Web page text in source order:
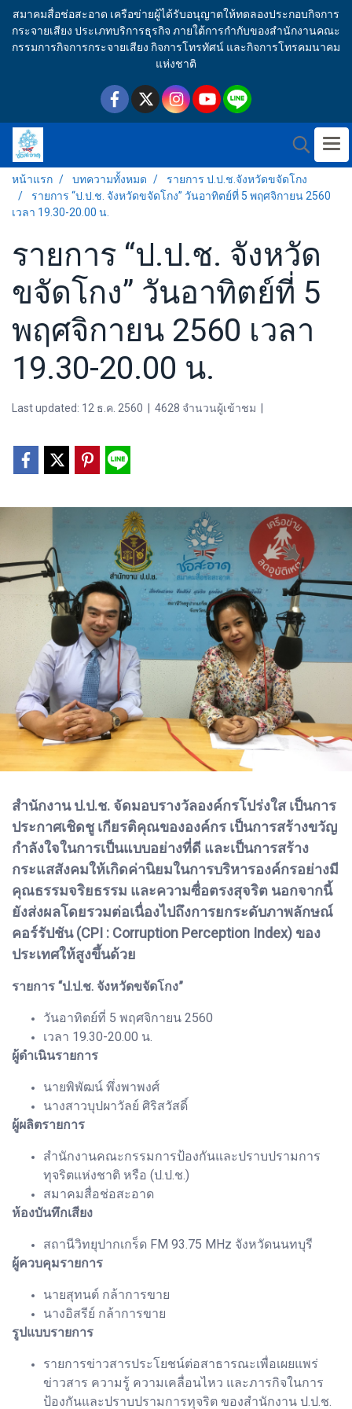
สมาคมสื่อช่อสะอาด เครือข่ายผู้ได้รับอนุญาตให้ทดลองประกอบกิจการ
กระจายเสียง ประเภทบริการธุรกิจ ภายใต้การกำกับของสำนักงานคณะ
กรรมการกิจการกระจายเสียง กิจการโทรทัศน์ และกิจการโทรคมนาคม
แห่งชาติ
หน้าแรก บทความทั้งหมด
รายการ ป.ป.ช.จังหวัดขจัดโกง
รายการ “ป.ป.ช. จังหวัดขจัดโกง” วันอาทิตย์ที่ 5 พฤศจิกายน 2560
เวลา 19.30-20.00 น.
รายการ “ป.ป.ช. จังหวัด
ขจัดโกง” วันอาทิตย์ที่ 5
พฤศจิกายน 2560 เวลา
19.30-20.00 น.
Last updated: 12 ธ.ค. 2560 4628 จำนวนผู้เข้าชม
สำนักงาน ป.ป.ช. จัดมอบรางวัลองค์กรโปร่งใส เป็นการ
ประกาศเชิดชู เกียรติคุณขององค์กร เป็นการสร้างขวัญ
กำลังใจในการเป็นแบบอย่างที่ดี และเป็นการสร้าง
กระแสสังคมให้เกิดค่านิยมในการบริหารองค์กรอย่างมี
คุณธรรมจริยธรรม และความซื่อตรงสุจริต นอกจากนี้
ยังส่งผลโดยรวมต่อเนื่องไปถึงการยกระดับภาพลักษณ์
คอร์รัปชัน (CPI : Corruption Perception Index) ของ
ประเทศให้สูงขึ้นด้วย
รายการ “ป.ป.ช. จังหวัดขจัดโกง”
วันอาทิตย์ที่ 5 พฤศจิกายน 2560
เวลา 19.30-20.00 น.
ผู้ดำเนินรายการ
นายพิพัฒน์ พึ่งพาพงศ์
นางสาวบุปผาวัลย์ ศิริสวัสดิ์
ผู้ผลิตรายการ
สำนักงานคณะกรรมการป้องกันและปราบปรามการ
ทุจริตแห่งชาติ หรือ (ป.ป.ช.)
สมาคมสื่อช่อสะอาด
ห้องบันทึกเสียง
สถานีวิทยุปากเกร็ด FM 93.75 MHz จังหวัดนนทบุรี
ผู้ควบคุมรายการ
นายสุทนต์ กล้าการขาย
นางอิสรีย์ กล้าการขาย
รูปแบบรายการ
รายการข่าวสารประโยชน์ต่อสาธารณะเพื่อเผยแพร่
ข่าวสาร ความรู้ ความเคลื่อนไหว และภารกิจในการ
ป้องกันและปราบปรามการทุจริต ของสำนักงาน ป.ป.ช.